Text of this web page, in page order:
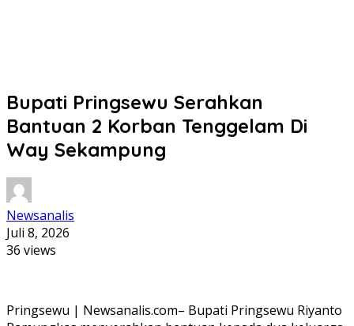
Bupati Pringsewu Serahkan
Bantuan 2 Korban Tenggelam Di
Way Sekampung
Newsanalis
Juli 8, 2026
36 views
Pringsewu | Newsanalis.com– Bupati Pringsewu Riyanto